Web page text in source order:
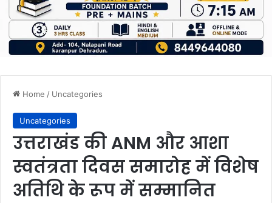
Home / Uncategories
Uncategories
उत्तराखंड की ANM और आशा
स्वतंत्रता दिवस समारोह में विशेष
अतिथि के रूप में सम्मानित